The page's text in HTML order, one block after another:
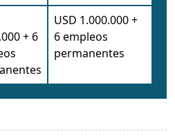
+ 6
USD 1.000.000 +
6 empleos
permanentes